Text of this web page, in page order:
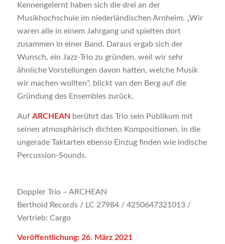
Kennengelernt haben sich die drei an der
Musikhochschule im niederländischen Arnheim. „Wir
waren alle in einem Jahrgang und spielten dort
zusammen in einer Band. Daraus ergab sich der
Wunsch, ein Jazz-Trio zu gründen, weil wir sehr
ähnliche Vorstellungen davon hatten, welche Musik
wir machen wollten“, blickt van den Berg auf die
Gründung des Ensembles zurück.
Auf ARCHEAN berührt das Trio sein Publikum mit
seinen atmosphärisch dichten Kompositionen, in die
ungerade Taktarten ebenso Einzug finden wie indische
Percussion-Sounds.
Doppler Trio – ARCHEAN
Berthold Records / LC 27984 / 4250647321013 /
Vertrieb: Cargo
Veröffentlichung: 26. März 2021